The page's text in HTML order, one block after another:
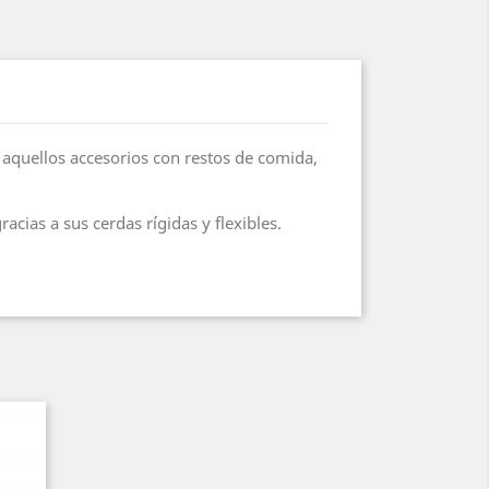
accesorios con restos de comida,
a sus cerdas rígidas y flexibles.